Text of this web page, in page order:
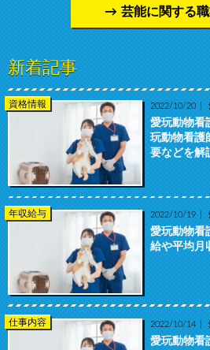
芸能に関する
新着記事
資格情報 2022/10/20
愛玩動物看
玩動物看護
要などを解
年収給与 2022/10/19
愛玩動物看
給や平均月
仕事内容 2022/10/14
愛玩動物看